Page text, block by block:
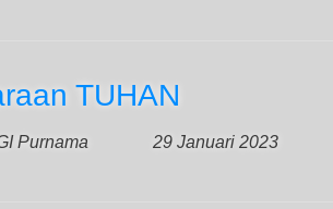
TUHAN
29 Januari 2023
Purnama